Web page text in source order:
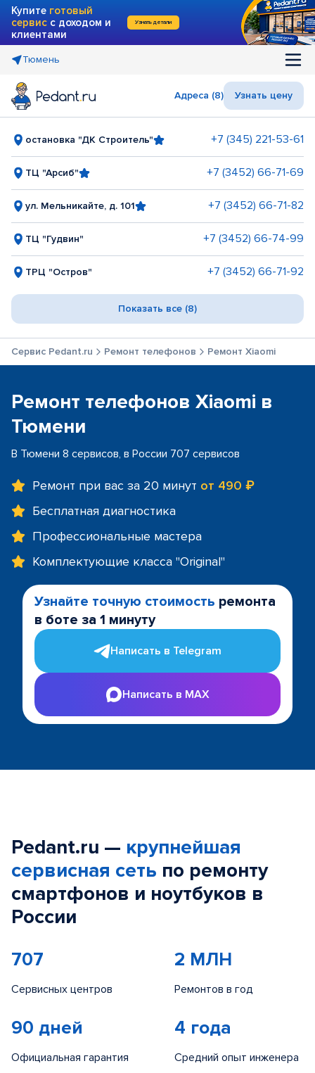
Купите готовый
сервис с доходом и
клиентами
Узнать детали
Тюмень
Адреса (8) Узнать цену
остановка "ДК Строитель" +7 (345) 221-53-61
ТЦ "Арсиб" +7 (3452) 66-71-69
ул. Мельникайте, д. 101 +7 (3452) 66-71-82
ТЦ "Гудвин" +7 (3452) 66-74-99
ТРЦ "Остров" +7 (3452) 66-71-92
Показать все (8)
Сервис Pedant.ru Ремонт телефонов Ремонт Xiaomi
Ремонт телефонов Xiaomi в
Тюмени
В Тюмени 8 сервисов, в России 707 сервисов
Ремонт при вас за 20 минут от 490 ₽
Бесплатная диагностика
Профессиональные мастера
Комплектующие класса "Original"
Узнайте точную стоимость ремонта
в боте за 1 минуту
Написать в Telegram
Написать в MAX
Pedant.ru — крупнейшая
сервисная сеть по ремонту
смартфонов и ноутбуков в
России
707
Сервисных центров
2 МЛН
Ремонтов в год
90 дней
Официальная гарантия
4 года
Средний опыт инженера